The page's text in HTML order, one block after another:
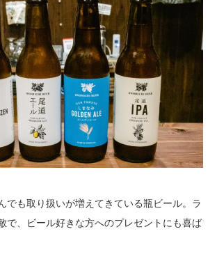
でも取り扱いが増えてきている瓶ビール。ラ
で、ビール好きな方へのプレゼントにも喜ば